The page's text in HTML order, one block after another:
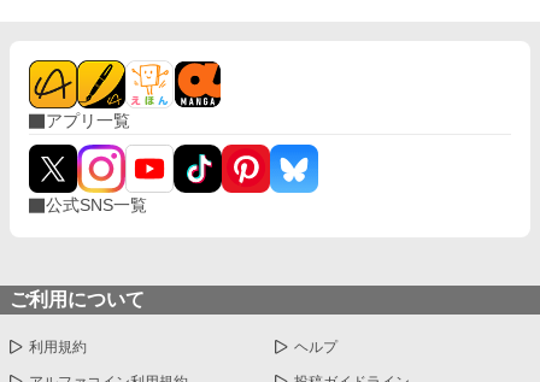
アプリ一覧
公式SNS一覧
ご利用について
利用規約 ヘルプ